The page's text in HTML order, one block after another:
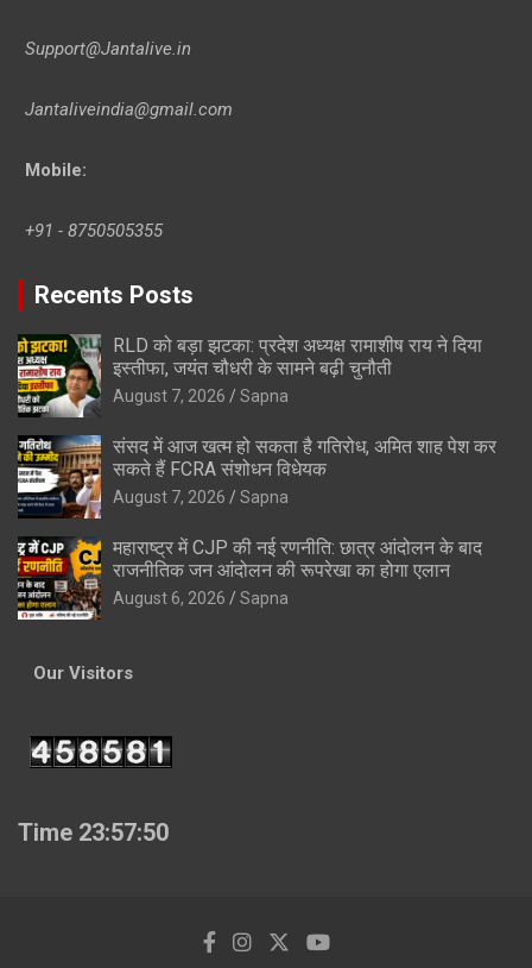
Support@Jantalive.in
Jantaliveindia@gmail.com
Mobile:
+91 - 8750505355
Recents Posts
RLD को बड़ा झटका: प्रदेश अध्यक्ष रामाशीष राय ने दिया
इस्तीफा, जयंत चौधरी के सामने बढ़ी चुनौती
August 7, 2026 Sapna
संसद में आज खत्म हो सकता है गतिरोध, अमित शाह पेश कर
सकते हैं FCRA संशोधन विधेयक
August 7, 2026 Sapna
महाराष्ट्र में CJP की नई रणनीति: छात्र आंदोलन के बाद
राजनीतिक जन आंदोलन की रूपरेखा का होगा एलान
August 6, 2026 Sapna
Our Visitors
Time 23:57:51